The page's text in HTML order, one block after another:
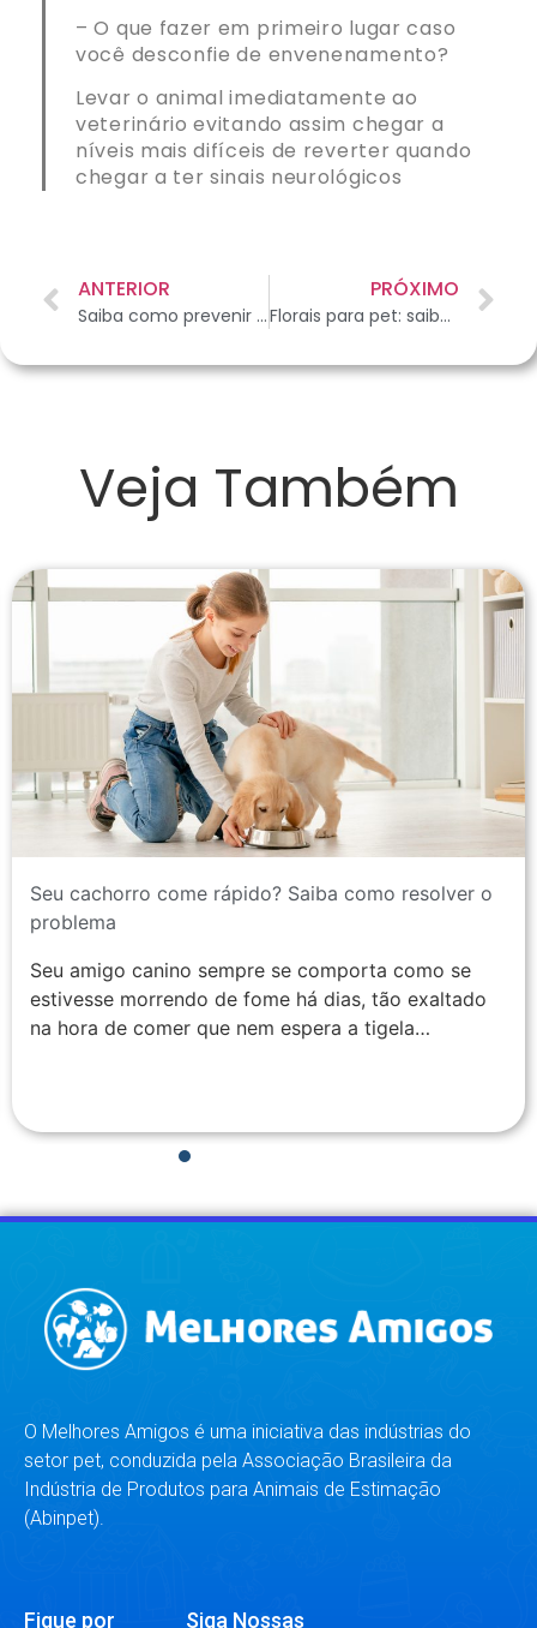
– O que fazer em primeiro lugar caso
você desconfie de envenenamento?
Levar o animal imediatamente ao
veterinário evitando assim chegar a
níveis mais difíceis de reverter quando
chegar a ter sinais neurológicos
ANTERIOR
Saiba como prevenir a panleucopenia felina, que mata 8 em cada 10 gatos contaminados
PRÓXIMO
Florais para pet: saiba como funciona esse tratamento
Veja Também
Seu cachorro come rápido? Saiba como resolver o
problema
Seu amigo canino sempre se comporta como se
estivesse morrendo de fome há dias, tão exaltado
na hora de comer que nem espera a tigela…
O Melhores Amigos é uma iniciativa das indústrias do
setor pet, conduzida pela Associação Brasileira da
Indústria de Produtos para Animais de Estimação
(Abinpet).
Fique por Siga Nossas